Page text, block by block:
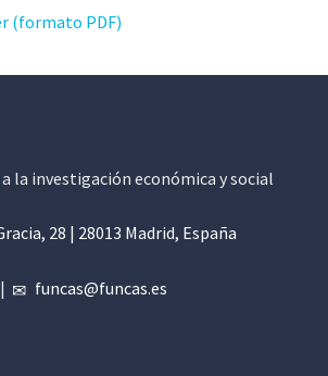
(formato PDF)
la investigación económica y social
28 | 28013 Madrid, España
| funcas@funcas.es